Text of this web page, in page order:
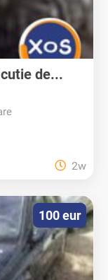
de...
2w
100 eur